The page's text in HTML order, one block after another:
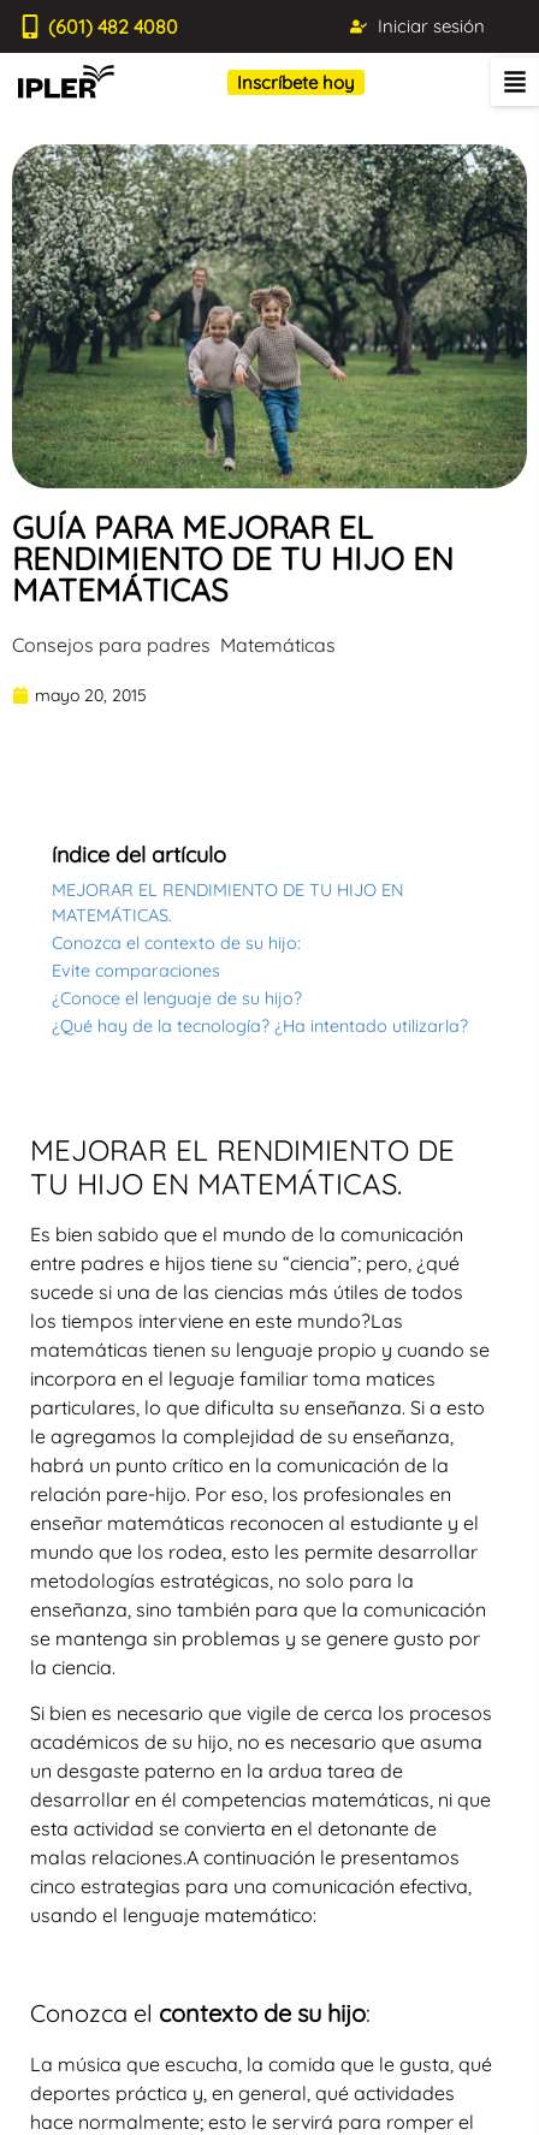
(601) 482 4080 Iniciar sesión
Inscríbete hoy
GUÍA PARA MEJORAR EL
RENDIMIENTO DE TU HIJO EN
MATEMÁTICAS
Consejos para padres Matemáticas
mayo 20, 2015
índice del artículo
MEJORAR EL RENDIMIENTO DE TU HIJO EN
MATEMÁTICAS.
Conozca el contexto de su hijo:
Evite comparaciones
¿Conoce el lenguaje de su hijo?
¿Qué hay de la tecnología? ¿Ha intentado utilizarla?
MEJORAR EL RENDIMIENTO DE
TU HIJO EN MATEMÁTICAS.
Es bien sabido que el mundo de la comunicación
entre padres e hijos tiene su “ciencia”; pero, ¿qué
sucede si una de las ciencias más útiles de todos
los tiempos interviene en este mundo?Las
matemáticas tienen su lenguaje propio y cuando se
incorpora en el leguaje familiar toma matices
particulares, lo que dificulta su enseñanza. Si a esto
le agregamos la complejidad de su enseñanza,
habrá un punto crítico en la comunicación de la
relación pare-hijo. Por eso, los profesionales en
enseñar matemáticas reconocen al estudiante y el
mundo que los rodea, esto les permite desarrollar
metodologías estratégicas, no solo para la
enseñanza, sino también para que la comunicación
se mantenga sin problemas y se genere gusto por
la ciencia.
Si bien es necesario que vigile de cerca los procesos
académicos de su hijo, no es necesario que asuma
un desgaste paterno en la ardua tarea de
desarrollar en él competencias matemáticas, ni que
esta actividad se convierta en el detonante de
malas relaciones.A continuación le presentamos
cinco estrategias para una comunicación efectiva,
usando el lenguaje matemático:
Conozca el contexto de su hijo:
La música que escucha, la comida que le gusta, qué
deportes práctica y, en general, qué actividades
hace normalmente; esto le servirá para romper el